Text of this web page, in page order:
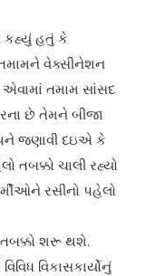
કહ્યું હતું કે
તમામને વેક્સીનેશન
તમામ સાંસદ
છે તેમને બીજા
જણાવી દઇએ કે
તબક્કો ચાલી રહ્યો
રસીનો પહેલો
તબક્કો શરૂ થશે.
વિકાસકાર્યોનું